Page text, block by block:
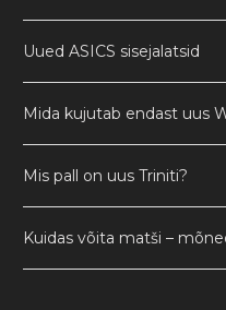
Uued ASICS sisejalatsid
Mida kujutab endast uus
Mis pall on uus Triniti?
Kuidas võita matši –